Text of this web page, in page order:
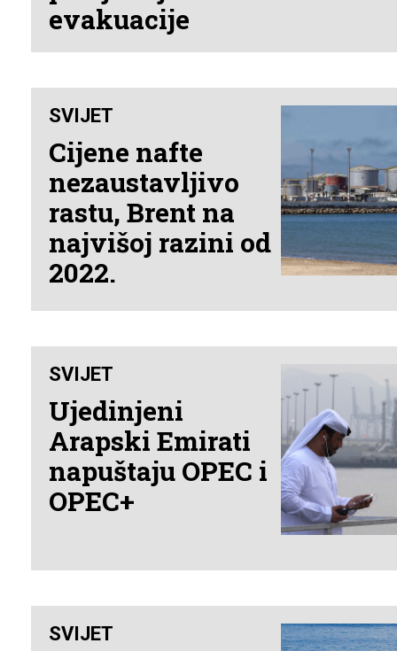
evakuacije
SVIJET
Cijene nafte
nezaustavljivo
rastu, Brent na
najvišoj razini od
2022.
SVIJET
Ujedinjeni
Arapski Emirati
napuštaju OPEC i
OPEC+
SVIJET